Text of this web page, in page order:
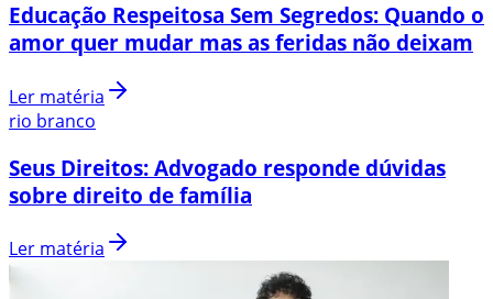
Educação Respeitosa Sem Segredos: Quando o
amor quer mudar mas as feridas não deixam
Ler matéria
rio branco
Seus Direitos: Advogado responde dúvidas
sobre direito de família
Ler matéria